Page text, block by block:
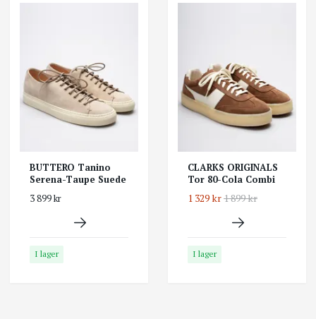
BUTTERO Tanino
Serena-Taupe Suede
3 899 kr
I lager
CLARKS ORIGINALS
Tor 80-Cola Combi
1 329 kr1 899 kr
I lager